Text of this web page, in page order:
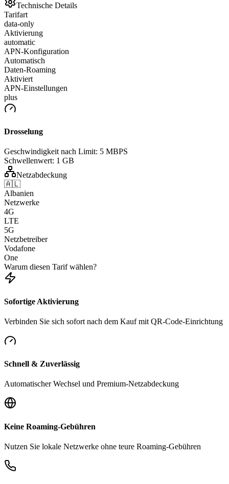
Technische Details
Tarifart
data-only
Aktivierung
automatic
APN-Konfiguration
Automatisch
Daten-Roaming
Aktiviert
APN-Einstellungen
plus
Drosselung
Geschwindigkeit nach Limit: 5 MBPS
Schwellenwert: 1 GB
Netzabdeckung
🇦🇱
Albanien
Netzwerke
4G
LTE
5G
Netzbetreiber
Vodafone
One
Warum diesen Tarif wählen?
Sofortige Aktivierung
Verbinden Sie sich sofort nach dem Kauf mit QR-Code-Einrichtung
Schnell & Zuverlässig
Automatischer Wechsel und Premium-Netzabdeckung
Keine Roaming-Gebühren
Nutzen Sie lokale Netzwerke ohne teure Roaming-Gebühren